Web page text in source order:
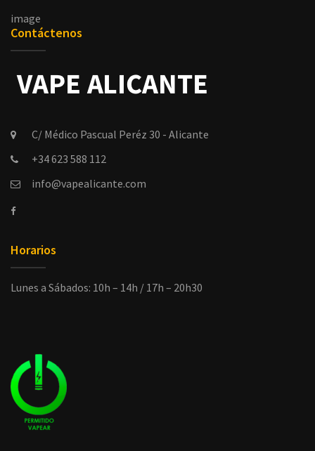
image
Contáctenos
C/ Médico Pascual Peréz 30 - Alicante
+34 623 588 112
info@vapealicante.com
Horarios
Lunes a Sábados: 10h – 14h / 17h – 20h30